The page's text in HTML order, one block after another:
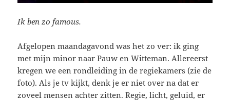
Ik ben zo famous.
Afgelopen maandagavond was het zo ver: ik ging
met mijn minor naar Pauw en Witteman. Allereerst
kregen we een rondleiding in de regiekamers (zie de
foto). Als je tv kijkt, denk je er niet over na dat er
zoveel mensen achter zitten. Regie, licht, geluid, er